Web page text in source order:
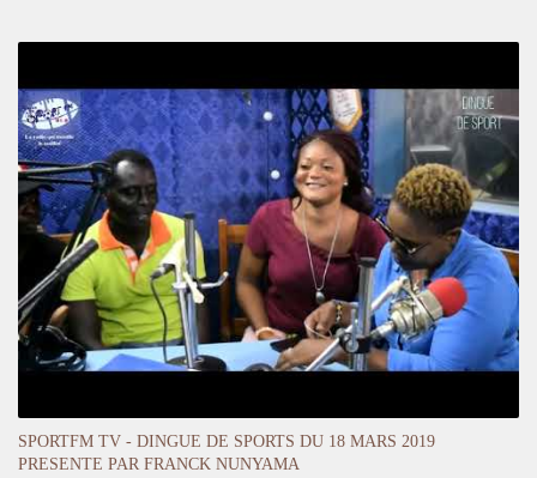
SPORTFM TV - DINGUE DE SPORTS DU 18 MARS 2019
PRESENTE PAR FRANCK NUNYAMA